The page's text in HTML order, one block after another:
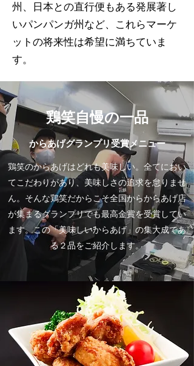
州、日本との直行便もある発展著し
いパンパンガ州など、これらマーケ
ットの将来性は希望に満ちていま
す。
鶏笑自慢の一品
からあげグランプリ受賞メニュー
鶏笑のからあげはどれも美味しい。全てにおい
てこだわりがあり、美味しさの追求を怠りませ
ん。そんな鶏笑だからこそ全国からからあげ店
が集まるグランプリでも最高金賞を受賞してい
ます。この「美味しいからあげ」の集大成であ
る２品をご紹介します。